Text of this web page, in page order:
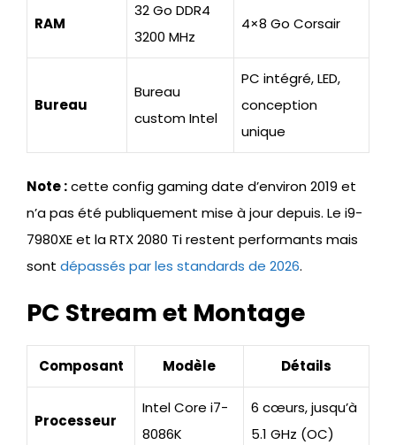
RAM
32 Go DDR4
3200 MHz
4×8 Go Corsair
Bureau
Bureau
custom Intel
PC intégré, LED,
conception
unique
Note :cette config gaming date d’environ 2019 et
n’a pas été publiquement mise à jour depuis. Le i9-
7980XE et la RTX 2080 Ti restent performants mais
sont dépassés par les standards de 2026.
PC Stream et Montage
Composant Modèle Détails
Processeur
Intel Core i7-
8086K
6 cœurs, jusqu’à
5.1 GHz (OC)